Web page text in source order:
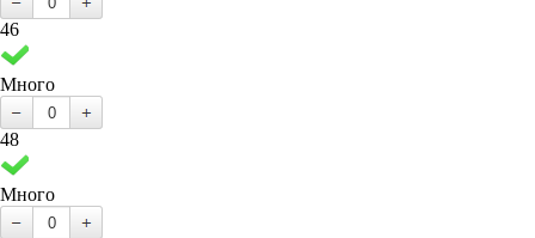
46
Много
48
Много